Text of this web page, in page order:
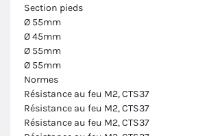
Section pieds
Ø 55mm
Ø 45mm
Ø 55mm
Ø 55mm
Normes
Résistance au feu M2, CTS37
Résistance au feu M2, CTS37
Résistance au feu M2, CTS37